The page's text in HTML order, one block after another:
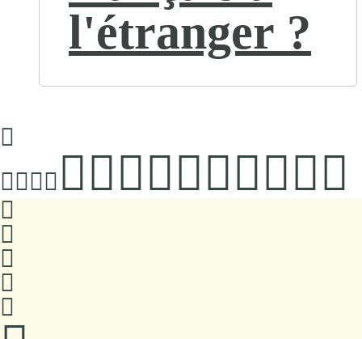
l'étranger ?